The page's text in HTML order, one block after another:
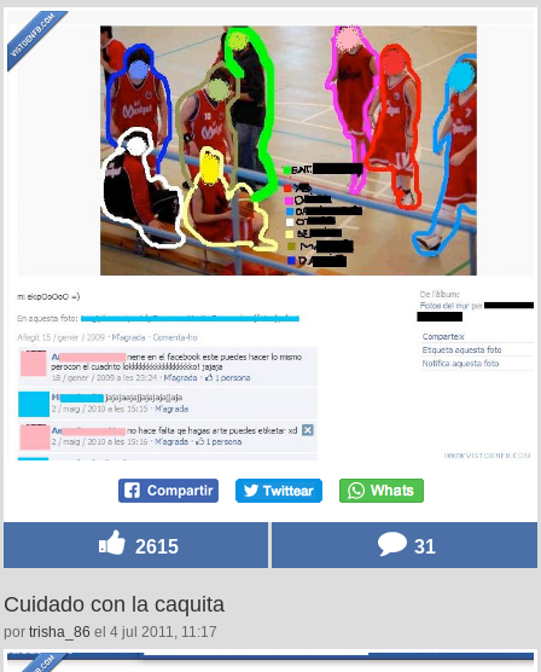
2615 31
Cuidado con la caquita
por trisha_86 el 4 jul 2011, 11:17